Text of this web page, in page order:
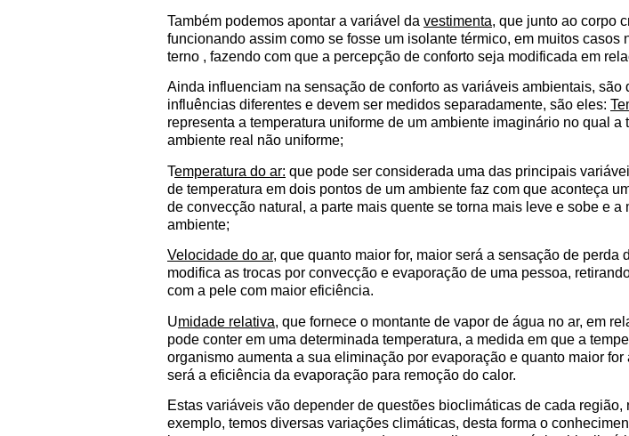
Também podemos apontar a variável da vestimenta, que junto ao corpo
funcionando assim como se fosse um isolante térmico, em muitos casos
terno , fazendo com que a percepção de conforto seja modificada em
Ainda influenciam na sensação de conforto as variáveis ambientais, são
influências diferentes e devem ser medidos separadamente, são eles:
representa a temperatura uniforme de um ambiente imaginário no qual a
ambiente real não uniforme;
Temperatura do ar: que pode ser considerada uma das principais
de temperatura em dois pontos de um ambiente faz com que aconteça
de convecção natural, a parte mais quente se torna mais leve e sobe e a
ambiente;
Velocidade do ar, que quanto maior for, maior será a sensação de perda
modifica as trocas por convecção e evaporação de uma pessoa,
com a pele com maior eficiência.
Umidade relativa, que fornece o montante de vapor de água no ar, em
pode conter em uma determinada temperatura, a medida em que a
organismo aumenta a sua eliminação por evaporação e quanto maior
será a eficiência da evaporação para remoção do calor.
Estas variáveis vão depender de questões bioclimáticas de cada região,
exemplo, temos diversas variações climáticas, desta forma o